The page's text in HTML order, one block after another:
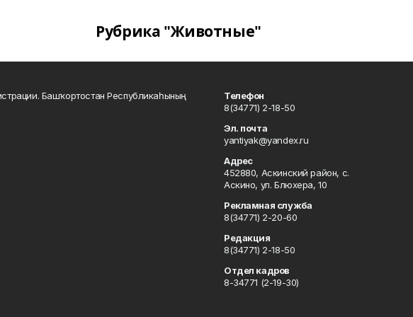
Рубрика "Животные"
Башҡортостан Республикаһының
Телефон
8(34771) 2-18-50
Эл. почта
yantiyak@yandex.ru
Адрес
452880, Аскинский район, с.
Аскино, ул. Блюхера, 10
Рекламная служба
8(34771) 2-20-60
Редакция
8(34771) 2-18-50
Отдел кадров
8-34771 (2-19-30)